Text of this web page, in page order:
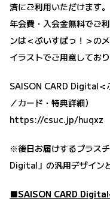
済にご利用いただけます。
年会費・入会金無料でご
ンは＜ぶいすぽっ！＞の
イラストでご用意しており
SAISON CARD Digital＜
／カード・特典詳細）
https://csuc.jp/huqxz
※後日お届けするプラス
Digital」の汎用デザイン
■SAISON CARD